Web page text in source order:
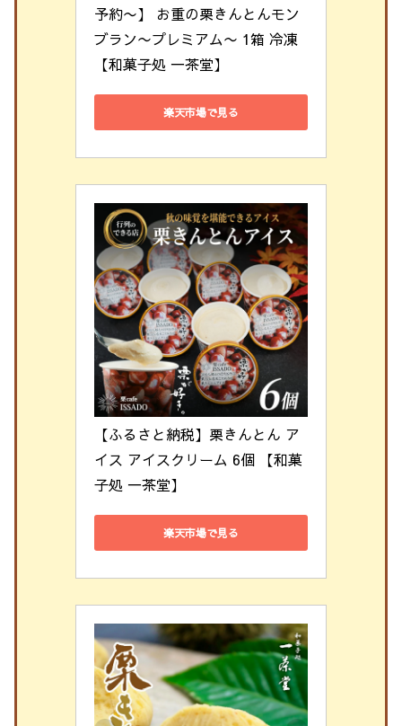
予約〜】 お重の栗きんとんモン
ブラン〜プレミアム〜 1箱 冷凍
【和菓子処 一茶堂】
楽天市場で見る
【ふるさと納税】栗きんとん ア
イス アイスクリーム 6個 【和菓
子処 一茶堂】
楽天市場で見る